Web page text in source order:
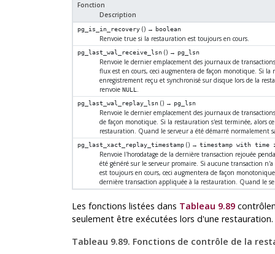
Fonction
Description
pg_is_in_recovery () → boolean
Renvoie true si la restauration est toujours en cours.
pg_last_wal_receive_lsn () → pg_lsn
Renvoie le dernier emplacement des journaux de
flux est en cours, ceci augmentera de façon monotique. Si
enregistrement reçu et synchronisé sur disque lors de la
renvoie NULL .
pg_last_wal_replay_lsn () → pg_lsn
Renvoie le dernier emplacement des journaux de
de façon monotique. Si la restauration s'est terminée, alors
restauration. Quand le serveur a été démarré normalement
pg_last_xact_replay_timestamp () →timestamp with time
Renvoie l'horodatage de la dernière transaction rejouée
été généré sur le serveur promaire. Si aucune transaction
est toujours en cours, ceci augmentera de façon
dernière transaction appliquée à la restauration. Quand le
Les fonctions listées dans Tableau 9.89
seulement être exécutées lors d'une restauration.
Tableau 9.89. Fonctions de contrôle de la